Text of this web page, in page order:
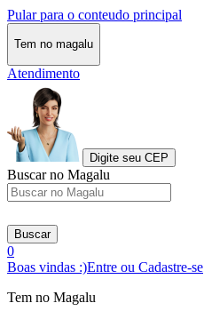
Pular para o conteudo principal
Tem no magalu
Atendimento
Digite seu CEP
Buscar no Magalu
Buscar
0
Boas vindas :)Entre ou Cadastre-se
Tem no Magalu